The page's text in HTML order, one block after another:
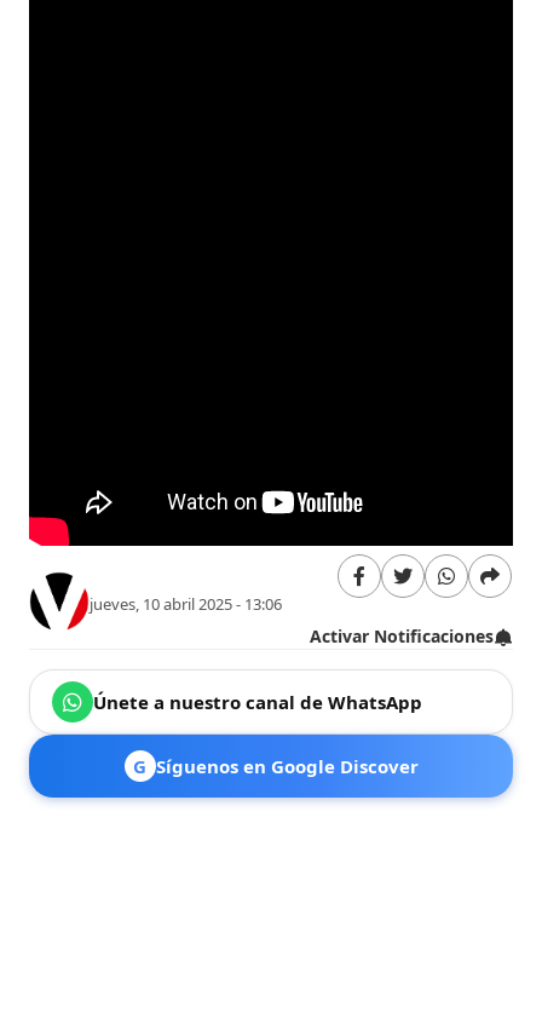
jueves, 10 abril 2025 - 13:06
Activar Notificaciones
Únete a nuestro canal de WhatsApp
G Síguenos en Google Discover